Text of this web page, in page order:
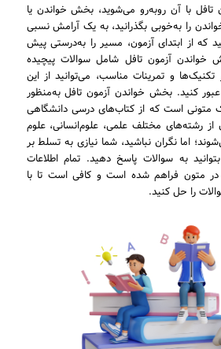
با آن روبه‌رو می‌شوید، بخش خواندن یا
را به‌خوبی بگذرانید، به یک آرامش نسبی
از ابتدای آزمون، مسیر را به‌درستی پیش
آزمون تافل شامل سوالات پیچیده
تکنیک‌ها و تمرینات مناسب، می‌توانید از این
کنید. بخش خواندن آزمون تافل به‌منظور
متونی است که از کتاب‌های درسی دانشگاهی
از رشته‌های مختلف علمی، علوم‌انسانی، علوم
اما نگران نباشید، شما نیازی به تسلط بر
به سوالات پاسخ دهید. تمام اطلاعات
متون فراهم شده است و کافی است تا با
را حل کنید.